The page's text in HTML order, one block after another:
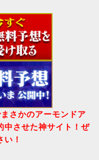
さかのアーモンドア
中させた神サイト！ぜ
！